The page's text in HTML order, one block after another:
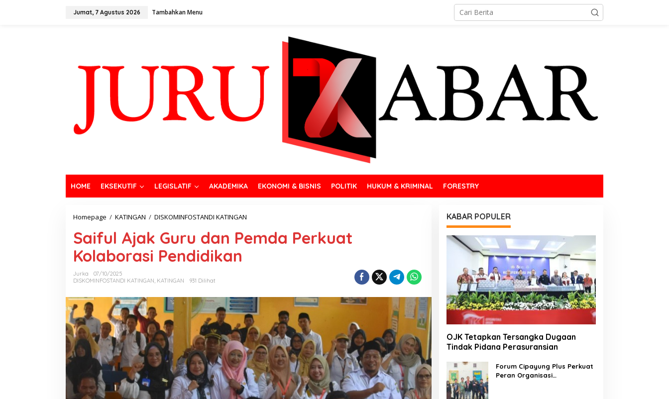
Jumat, 7 Agustus 2026 Tambahkan Menu
HOME EKSEKUTIF LEGISLATIF AKADEMIKA EKONOMI & BISNIS POLITIK HUKUM & KRIMINAL FORESTRY
Homepage / KATINGAN / DISKOMINFOSTANDI KATINGAN
Saiful Ajak Guru dan Pemda Perkuat
Kolaborasi Pendidikan
Jurka
07/10/2025
DISKOMINFOSTANDI KATINGAN, KATINGAN 931 Dilihat
KABAR POPULER
OJK Tetapkan Tersangka Dugaan
Tindak Pidana Perasuransian
Forum Cipayung Plus Perkuat
Peran Organisasi